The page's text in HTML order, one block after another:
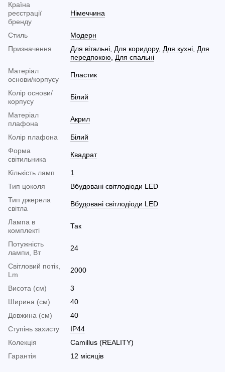
Країна
реєстрації
бренду
Німеччина
Стиль
Модерн
Призначення
Для вітальні, Для коридору, Для кухні, Для
передпокою, Для спальні
Матеріал
основи/корпусу
Пластик
Колір основи/
корпусу
Білий
Матеріал
плафона
Акрил
Колір плафона
Білий
Форма
світильника
Квадрат
Кількість ламп
1
Тип цоколя
Вбудовані світлодіоди LED
Тип джерела
світла
Вбудовані світлодіоди LED
Лампа в
комплекті
Так
Потужність
лампи, Вт
24
Світловий потік,
Lm
2000
Висота (см)
3
Ширина (см)
40
Довжина (см)
40
Ступінь захисту
IP44
Колекція
Camillus (REALITY)
Гарантія
12 місяців